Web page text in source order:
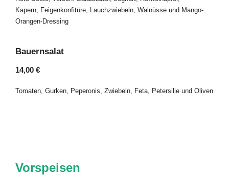
Kapern, Feigenkonfitüre, Lauchzwiebeln, Walnüsse und Mango-
Orangen-Dressing
Bauernsalat
14,00 €
Tomaten, Gurken, Peperonis, Zwiebeln, Feta, Petersilie und Oliven
Vorspeisen